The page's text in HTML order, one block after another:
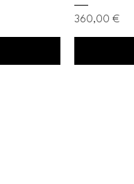
Preis
360,00 €